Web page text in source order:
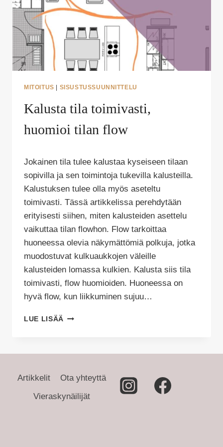
MITOITUS | SISUSTUSSUUNNITTELU
Kalusta tila toimivasti,
huomioi tilan flow
Puoliksi
Tehty
Jokainen tila tulee kalustaa kyseiseen tilaan
sopivilla ja sen toimintoja tukevilla kalusteilla.
Kalustuksen tulee olla myös aseteltu
toimivasti. Tässä artikkelissa perehdytään
erityisesti siihen, miten kalusteiden asettelu
vaikuttaa tilan flowhon. Flow tarkoittaa
huoneessa olevia näkymättömiä polkuja, jotka
muodostuvat kulkuaukkojen väleille
kalusteiden lomassa kulkien. Kalusta siis tila
toimivasti, flow huomioiden. Huoneessa on
hyvä flow, kun liikkuminen sujuu…
LUE LISÄÄ KALUSTA
Artikkelit
Ota yhteyttä
Vieraskynäilijät